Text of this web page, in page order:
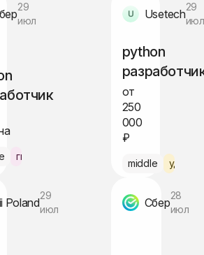
29
июл
гибрид Москва
Usetech
29
июл
python
от
250
000
₽
middle
Poland
29
июл
Сбер
28
июл